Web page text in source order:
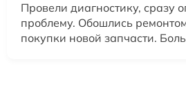
Провели диагностику, сразу
проблему. Обошлись
покупки новой запчасти.